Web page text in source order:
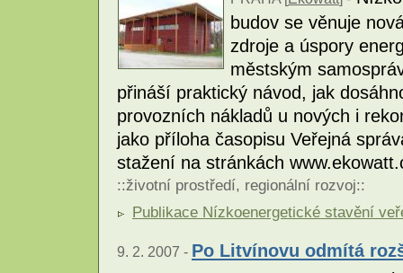
budov se věnuje
zdroje a úspory
městským
přináší praktický návod, jak
provozních nákladů u nových i
jako příloha časopisu Veřejná
stažení na stránkách
::životní prostředí, regionální rozvoj::
Publikace Nízkoenergetické stavění
9. 2. 2007 - Po Litvínovu odmítá